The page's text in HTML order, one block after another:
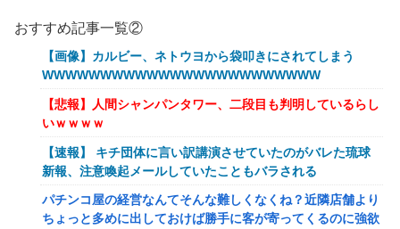
( •᷄ὤ•᷅ )
キメラって倫理観無くせば普通に作れるんか？
【艦これ】E5クリアした人に聞きたいんだけど基地航空の
熟練度どうしてた？
【艦これ】軽空母混成の潜水マスって陣形なんにしてます
の？？？
【艦これ】みんなもう終わってそうだから聞くんだけど E3-
2ってサブの穴が空いてないダイハツ駆逐並べて 高速＋とか
してるとアホほど時間かかる？
おすすめ記事一覧②
【画像】カルビー、ネトウヨから袋叩きにされてしまう
WWWWWWWWWWWWWWWWWWWWWWWW
【悲報】人間シャンパンタワー、二段目も判明しているらし
いｗｗｗｗ
【速報】 キチ団体に言い訳講演させていたのがバレた琉球
新報、注意喚起メールしていたこともバラされる
パチンコ屋の経営なんてそんな難しくなくね？近隣店舗より
ちょっと多めに出しておけば勝手に客が寄ってくるのに強欲